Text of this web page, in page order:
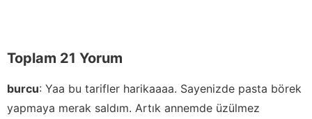
Toplam 21 Yorum
burcu: Yaa bu tarifler harikaaaa. Sayenizde pasta börek
yapmaya merak saldım. Artık annemde üzülmez